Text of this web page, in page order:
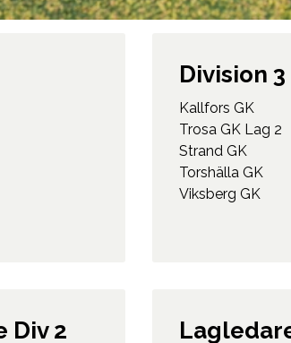
Division 3
Kallfors GK
Trosa GK Lag 2
Strand GK
Torshälla GK
Viksberg GK
Div 2